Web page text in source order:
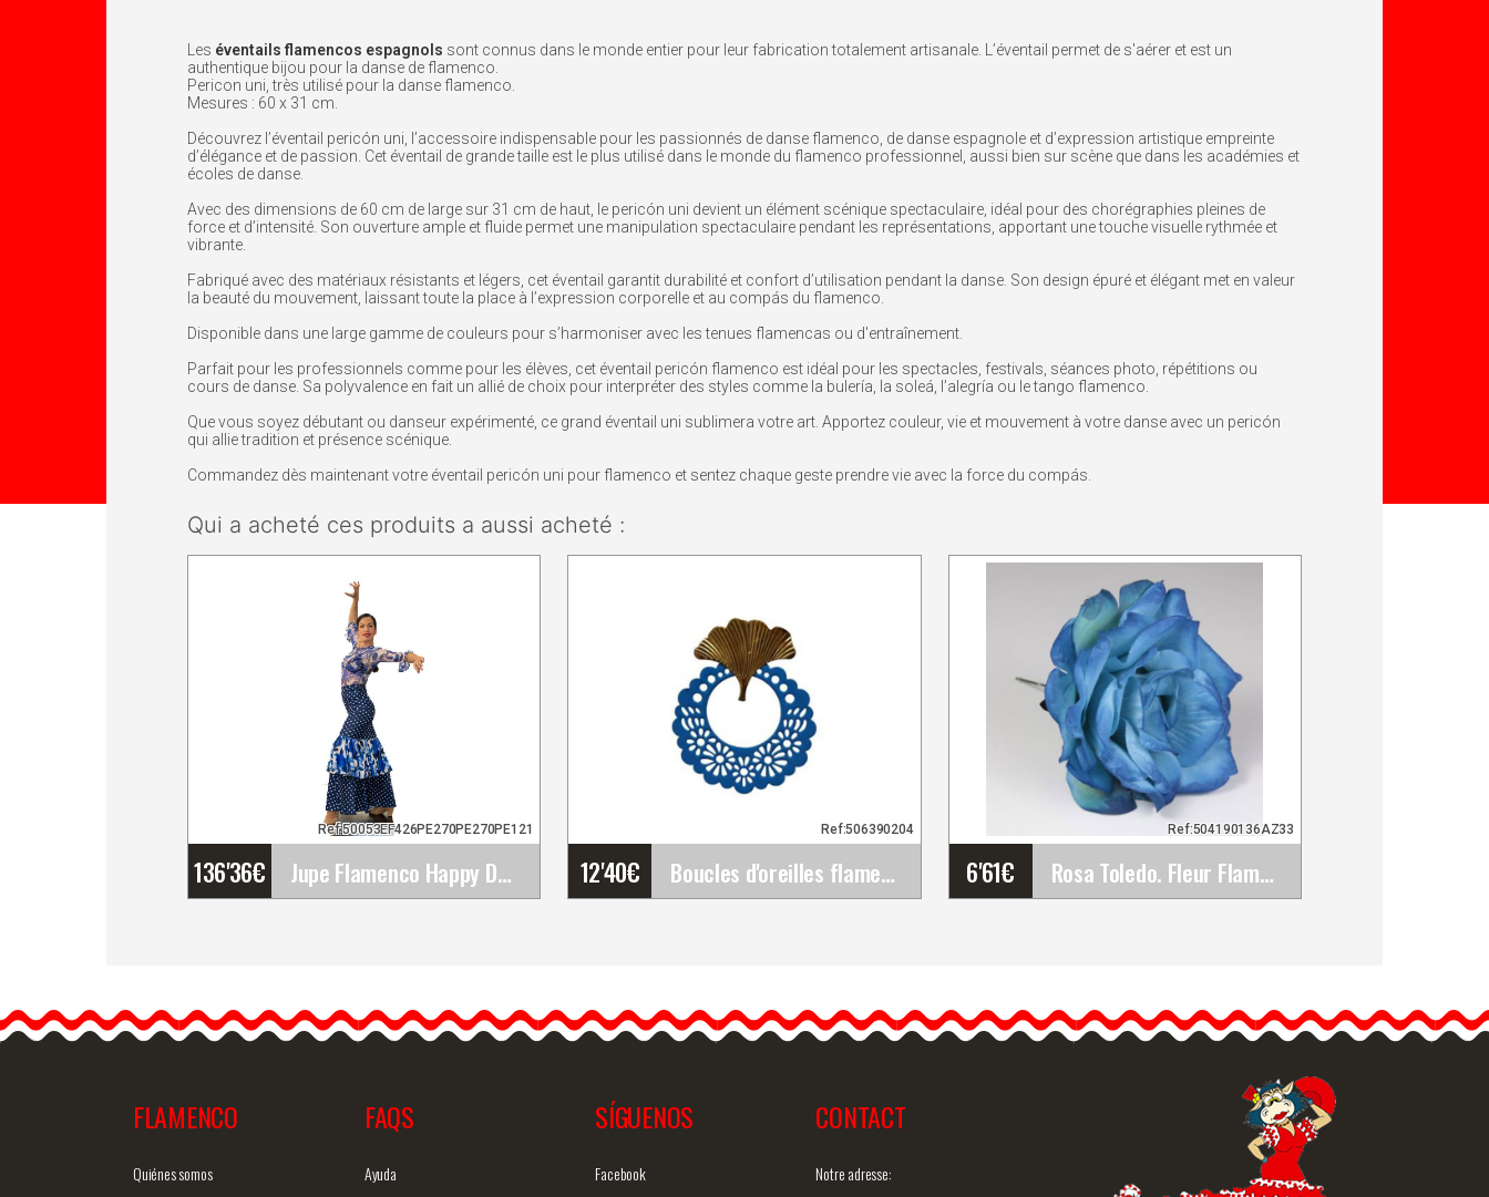
Les éventails flamencos espagnols sont connus dans le monde entier pour leur fabrication totalement artisanale. L’éventail permet de s'aérer et est un
authentique bijou pour la danse de flamenco.
Pericon uni, très utilisé pour la danse flamenco.
Mesures : 60 x 31 cm.
Découvrez l’éventail pericón uni, l’accessoire indispensable pour les passionnés de danse flamenco, de danse espagnole et d’expression artistique empreinte
d’élégance et de passion. Cet éventail de grande taille est le plus utilisé dans le monde du flamenco professionnel, aussi bien sur scène que dans les académies et
écoles de danse.
Avec des dimensions de 60 cm de large sur 31 cm de haut, le pericón uni devient un élément scénique spectaculaire, idéal pour des chorégraphies pleines de
force et d’intensité. Son ouverture ample et fluide permet une manipulation spectaculaire pendant les représentations, apportant une touche visuelle rythmée et
vibrante.
Fabriqué avec des matériaux résistants et légers, cet éventail garantit durabilité et confort d’utilisation pendant la danse. Son design épuré et élégant met en valeur
la beauté du mouvement, laissant toute la place à l’expression corporelle et au compás du flamenco.
Disponible dans une large gamme de couleurs pour s’harmoniser avec les tenues flamencas ou d'entraînement.
Parfait pour les professionnels comme pour les élèves, cet éventail pericón flamenco est idéal pour les spectacles, festivals, séances photo, répétitions ou
cours de danse. Sa polyvalence en fait un allié de choix pour interpréter des styles comme la bulería, la soleá, l’alegría ou le tango flamenco.
Que vous soyez débutant ou danseur expérimenté, ce grand éventail uni sublimera votre art. Apportez couleur, vie et mouvement à votre danse avec un pericón
qui allie tradition et présence scénique.
Commandez dès maintenant votre éventail pericón uni pour flamenco et sentez chaque geste prendre vie avec la force du compás.
Qui a acheté ces produits a aussi acheté :
136'36€ Jupe Flamenco Happy Dance. Ref.&hellip;
Ref:50053EF426PE270PE270PE121
EF426PE270PE270PE121
La jupe de flamenco Happy
12'40€ Boucles d'oreilles flamenco originales
Ref:506390204
Les boucles d'oreilles style
flamenco sont très
6'61€ Rosa Toledo. Fleur Flamenco Bleue AZ33. 13cm
Ref:504190136AZ33
13cm
Magnifique rose bleue
Vue rapide
FLAMENCO
Quiénes somos
FAQS
Ayuda
SÍGUENOS
Facebook
CONTACT
Notre adresse: